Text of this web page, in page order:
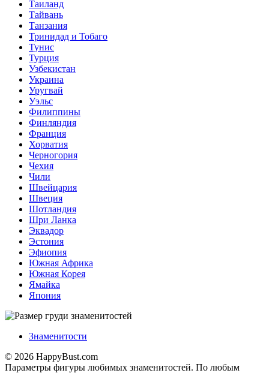
Таиланд
Тайвань
Танзания
Тринидад и Тобаго
Тунис
Турция
Узбекистан
Украина
Уругвай
Уэльс
Филиппины
Финляндия
Франция
Хорватия
Черногория
Чехия
Чили
Швейцария
Швеция
Шотландия
Шри Ланка
Эквадор
Эстония
Эфиопия
Южная Африка
Южная Корея
Ямайка
Япония
Знаменитости
© 2026 HappyBust.com
Параметры фигуры любимых знаменитостей. По любым